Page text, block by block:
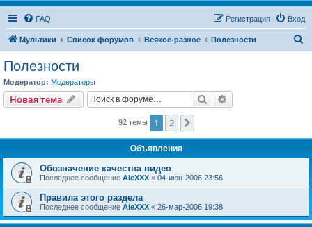
FAQ Вход
Регистрация
Мультики Список форумов Всякое-разное Полезности
Полезности
Модератор: Модераторы
Новая тема Поиск
92 темы 1 2
Объявления
Обозначение качества видео
Последнее сообщение AleXXX « 04-июн-2006 23:56
Правила этого раздела
Последнее сообщение AleXXX « 26-мар-2006 19:38